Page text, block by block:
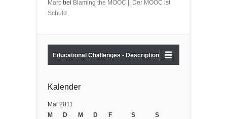
Marc bei Blaming the MOOC || Der MOOC ist
Schuld
Educational Challenges - Description
Kalender
Mai 2011
M
D M D F S S